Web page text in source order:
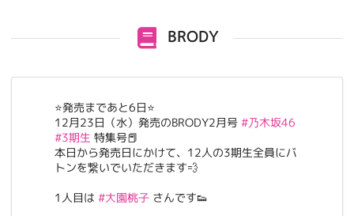
BRODY
⭐️発売まであと6日⭐️
12月23日（水）発売のBRODY2月号 #乃木坂46
#3期生 特集号📕
本日から発売日にかけて、12人の3期生全員にバ
トンを繋いでいただきます💨
1人目は #大園桃子 さんです👟